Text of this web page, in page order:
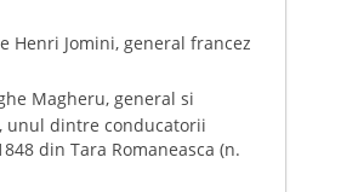
Henri Jomini, general francez
Magheru, general si
unul dintre conducatorii
din Tara Romaneasca (n.